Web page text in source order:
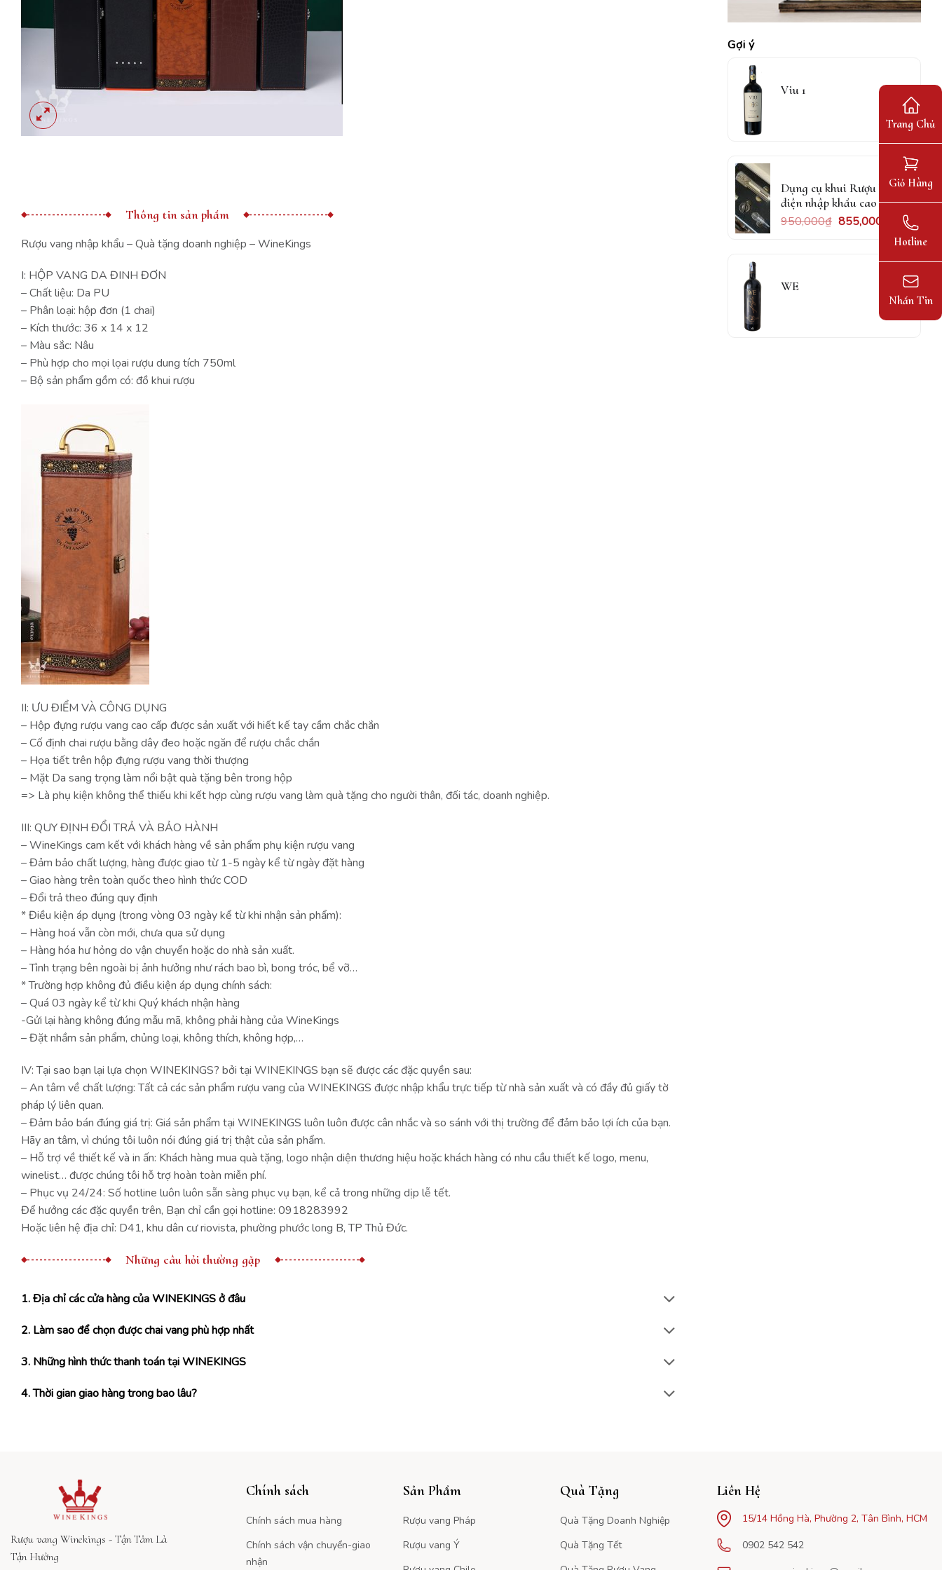
Gợi ý
Viu 1
Dụng cụ khui Rượu Vang
điện nhập khẩu cao cấp
950,000₫ 855,000
WE
Thông tin sản phẩm
Rượu vang nhập khẩu – Quà tặng doanh nghiệp – WineKings
I: HỘP VANG DA ĐINH ĐƠN
– Chất liệu: Da PU
– Phân loại: hộp đơn (1 chai)
– Kích thước: 36 x 14 x 12
– Màu sắc: Nâu
– Phù hợp cho mọi lọai rượu dung tích 750ml
– Bộ sản phẩm gồm có: đồ khui rượu
II: ƯU ĐIỂM VÀ CÔNG DỤNG
– Hộp đựng rượu vang cao cấp được sản xuất với hiết kế tay cầm chắc chắn
– Cố định chai rượu bằng dây đeo hoặc ngăn để rượu chắc chắn
– Họa tiết trên hộp đựng rượu vang thời thượng
– Mặt Da sang trọng làm nổi bật quà tặng bên trong hộp
=> Là phụ kiện không thể thiếu khi kết hợp cùng rượu vang làm quà tặng cho người thân, đối tác, doanh nghiệp.
III: QUY ĐỊNH ĐỔI TRẢ VÀ BẢO HÀNH
– WineKings cam kết với khách hàng về sản phẩm phụ kiện rượu vang
– Đảm bảo chất lượng, hàng được giao từ 1-5 ngày kể từ ngày đặt hàng
– Giao hàng trên toàn quốc theo hình thức COD
– Đổi trả theo đúng quy định
* Điều kiện áp dụng (trong vòng 03 ngày kể từ khi nhận sản phẩm):
– Hàng hoá vẫn còn mới, chưa qua sử dụng
– Hàng hóa hư hỏng do vận chuyển hoặc do nhà sản xuất.
– Tình trạng bên ngoài bị ảnh hưởng như rách bao bì, bong tróc, bể vỡ…
* Trường hợp không đủ điều kiện áp dụng chính sách:
– Quá 03 ngày kể từ khi Quý khách nhận hàng
-Gửi lại hàng không đúng mẫu mã, không phải hàng của WineKings
– Đặt nhầm sản phẩm, chủng loại, không thích, không hợp,…
IV: Tại sao bạn lại lựa chọn WINEKINGS? bởi tại WINEKINGS bạn sẽ được các đặc quyền sau:
– An tâm về chất lượng: Tất cả các sản phẩm rượu vang của WINEKINGS được nhập khẩu trực tiếp từ nhà sản xuất và có đầy đủ giấy tờ
pháp lý liên quan.
– Đảm bảo bán đúng giá trị: Giá sản phẩm tại WINEKINGS luôn luôn được cân nhắc và so sánh với thị trường để đảm bảo lợi ích của bạn.
Hãy an tâm, vì chúng tôi luôn nói đúng giá trị thật của sản phẩm.
– Hỗ trợ về thiết kế và in ấn: Khách hàng mua quà tặng, logo nhận diện thương hiệu hoặc khách hàng có nhu cầu thiết kế logo, menu,
winelist… được chúng tôi hỗ trợ hoàn toàn miễn phí.
– Phục vụ 24/24: Số hotline luôn luôn sẵn sàng phục vụ bạn, kể cả trong những dịp lễ tết.
Để hưởng các đặc quyền trên, Bạn chỉ cần gọi hotline: 0918283992
Hoặc liên hệ địa chỉ: D41, khu dân cư riovista, phường phước long B, TP Thủ Đức.
Những câu hỏi thường gặp
1. Địa chỉ các cửa hàng của WINEKINGS ở đâu
2. Làm sao để chọn được chai vang phù hợp nhất
3. Những hình thức thanh toán tại WINEKINGS
4. Thời gian giao hàng trong bao lâu?
Rượu vang Winekings - Tận Tâm Là
Tận Hưởng
Chính sách
Chính sách mua hàng
Chính sách vận chuyển-giao
nhận
Sản Phẩm
Rượu vang Pháp
Rượu vang Ý
Quà Tặng
Quà Tặng Doanh Nghiệp
Quà Tặng Tết
Liên Hệ
15/14 Hồng Hà, Phường 2, Tân Bình, HCM
0902 542 542
Trang Chủ
Giỏ Hàng
Hotline
Nhắn Tin